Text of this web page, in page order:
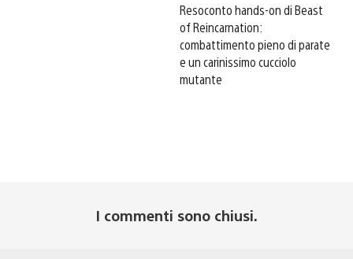
Resoconto hands-on di Beast
of Reincarnation:
combattimento pieno di parate
e un carinissimo cucciolo
mutante
I commenti sono chiusi.